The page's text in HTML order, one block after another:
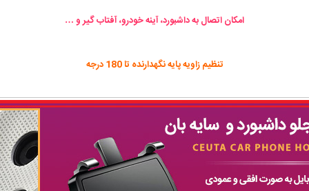
امکان اتصال به داشبورد، آینه خودرو، آفتاب گیر و …
تنظیم زاویه پایه نگهدارنده تا 180 درجه